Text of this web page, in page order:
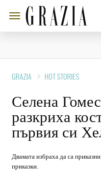
GRAZIA HOT STORIES
Селена
разкриха
първия си
Двамата избраха да са
приказки.